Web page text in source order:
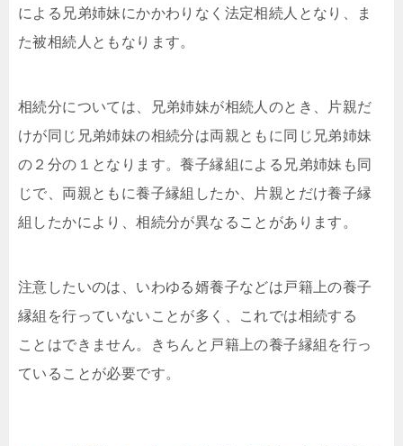
による兄弟姉妹にかかわりなく法定相続人となり、ま
た被相続人ともなります。
相続分については、兄弟姉妹が相続人のとき、片親だ
けが同じ兄弟姉妹の相続分は両親ともに同じ兄弟姉妹
の２分の１となります。養子縁組による兄弟姉妹も同
じで、両親ともに養子縁組したか、片親とだけ養子縁
組したかにより、相続分が異なることがあります。
注意したいのは、いわゆる婿養子などは戸籍上の養子
縁組を行っていないことが多く、これでは相続する
ことはできません。きちんと戸籍上の養子縁組を行っ
ていることが必要です。